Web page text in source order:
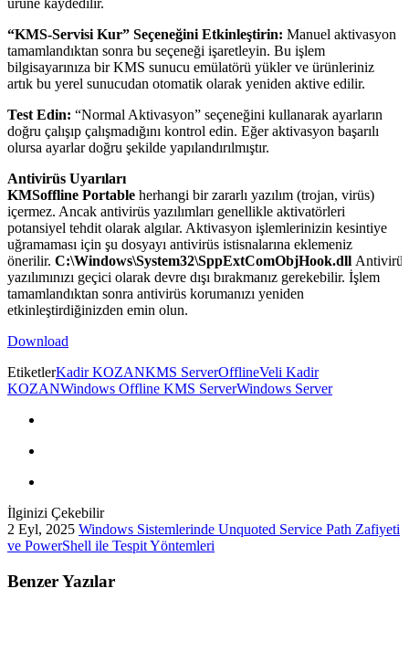
“KMS-Servisi Kur” Seçeneğini Etkinleştirin: Manuel aktivasyon
tamamlandıktan sonra bu seçeneği işaretleyin. Bu işlem
bilgisayarınıza bir KMS sunucu emülatörü yükler ve ürünleriniz
artık bu yerel sunucudan otomatik olarak yeniden aktive edilir.
Test Edin: “Normal Aktivasyon” seçeneğini kullanarak ayarların
doğru çalışıp çalışmadığını kontrol edin. Eğer aktivasyon başarılı
olursa ayarlar doğru şekilde yapılandırılmıştır.
Antivirüs Uyarıları
KMSoffline Portable herhangi bir zararlı yazılım (trojan, virüs)
içermez. Ancak antivirüs yazılımları genellikle aktivatörleri
potansiyel tehdit olarak algılar. Aktivasyon işlemlerinizin kesintiye
uğramaması için şu dosyayı antivirüs istisnalarına eklemeniz
önerilir. C:\Windows\System32\SppExtComObjHook.dll Antivirüs
yazılımınızı geçici olarak devre dışı bırakmanız gerekebilir. İşlem
tamamlandıktan sonra antivirüs korumanızı yeniden
etkinleştirdiğinizden emin olun.
Download
EtiketlerKadir KOZANKMS ServerOfflineVeli Kadir
KOZANWindows Offline KMS ServerWindows Server
İlginizi Çekebilir
2 Eyl, 2025 Windows Sistemlerinde Unquoted Service Path Zafiyeti
ve PowerShell ile Tespit Yöntemleri
Benzer Yazılar